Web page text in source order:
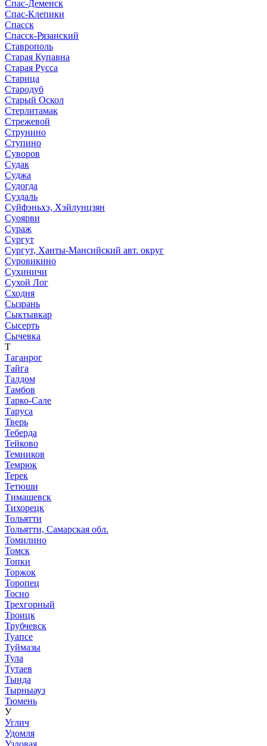
Спас-Деменск
Спас-Клепики
Спасск
Спасск-Рязанский
Ставрополь
Старая Купавна
Старая Русса
Старица
Стародуб
Старый Оскол
Стерлитамак
Стрежевой
Струнино
Ступино
Суворов
Судак
Суджа
Судогда
Суздаль
Суйфэньхэ, Хэйлунцзян
Суоярви
Сураж
Сургут
Сургут, Ханты-Мансийский авт. округ
Суровикино
Сухиничи
Сухой Лог
Сходня
Сызрань
Сыктывкар
Сысерть
Сычевка
Т
Таганрог
Тайга
Талдом
Тамбов
Тарко-Сале
Таруса
Тверь
Теберда
Тейково
Темников
Темрюк
Терек
Тетюши
Тимашевск
Тихорецк
Тольятти
Тольятти, Самарская обл.
Томилино
Томск
Топки
Торжок
Торопец
Тосно
Трехгорный
Троицк
Трубчевск
Туапсе
Туймазы
Тула
Тутаев
Тында
Тырныауз
Тюмень
У
Углич
Удомля
Узловая